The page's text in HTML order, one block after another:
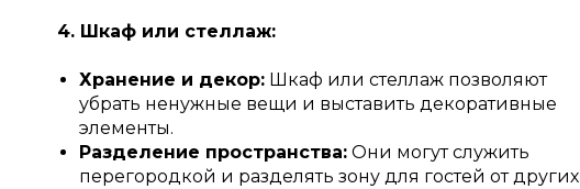
4. Шкаф или стеллаж:
Хранение и декор: Шкаф или стеллаж позволяют
убрать ненужные вещи и выставить декоративные
элементы.
Разделение пространства: Они могут служить
перегородкой и разделять зону для гостей от других